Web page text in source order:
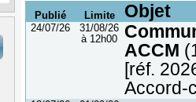
Publié Limite Objet
24/07/26
31/08/26
à 12h00
ACCM
[réf.
Accord-